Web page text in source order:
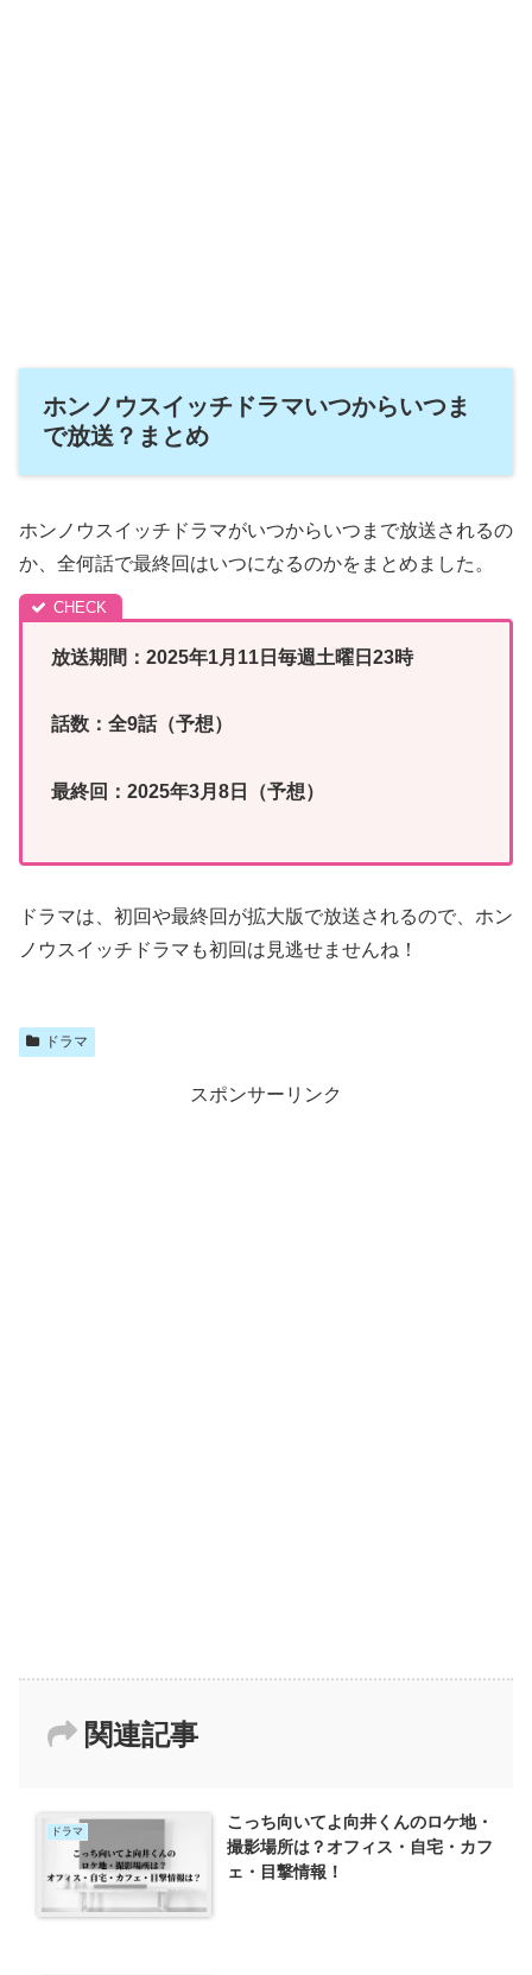
ホンノウスイッチドラマいつからいつま
で放送？まとめ
ホンノウスイッチドラマがいつからいつまで放送されるの
か、全何話で最終回はいつになるのかをまとめました。
放送期間：2025年1月11日毎週土曜日23時
話数：全9話（予想）
最終回：2025年3月8日（予想）
ドラマは、初回や最終回が拡大版で放送されるので、ホン
ノウスイッチドラマも初回は見逃せませんね！
ドラマ
スポンサーリンク
関連記事
ドラマ
こっち向いてよ向井くんのロケ地・
撮影場所は？オフィス・自宅・カフ
ェ・目撃情報！